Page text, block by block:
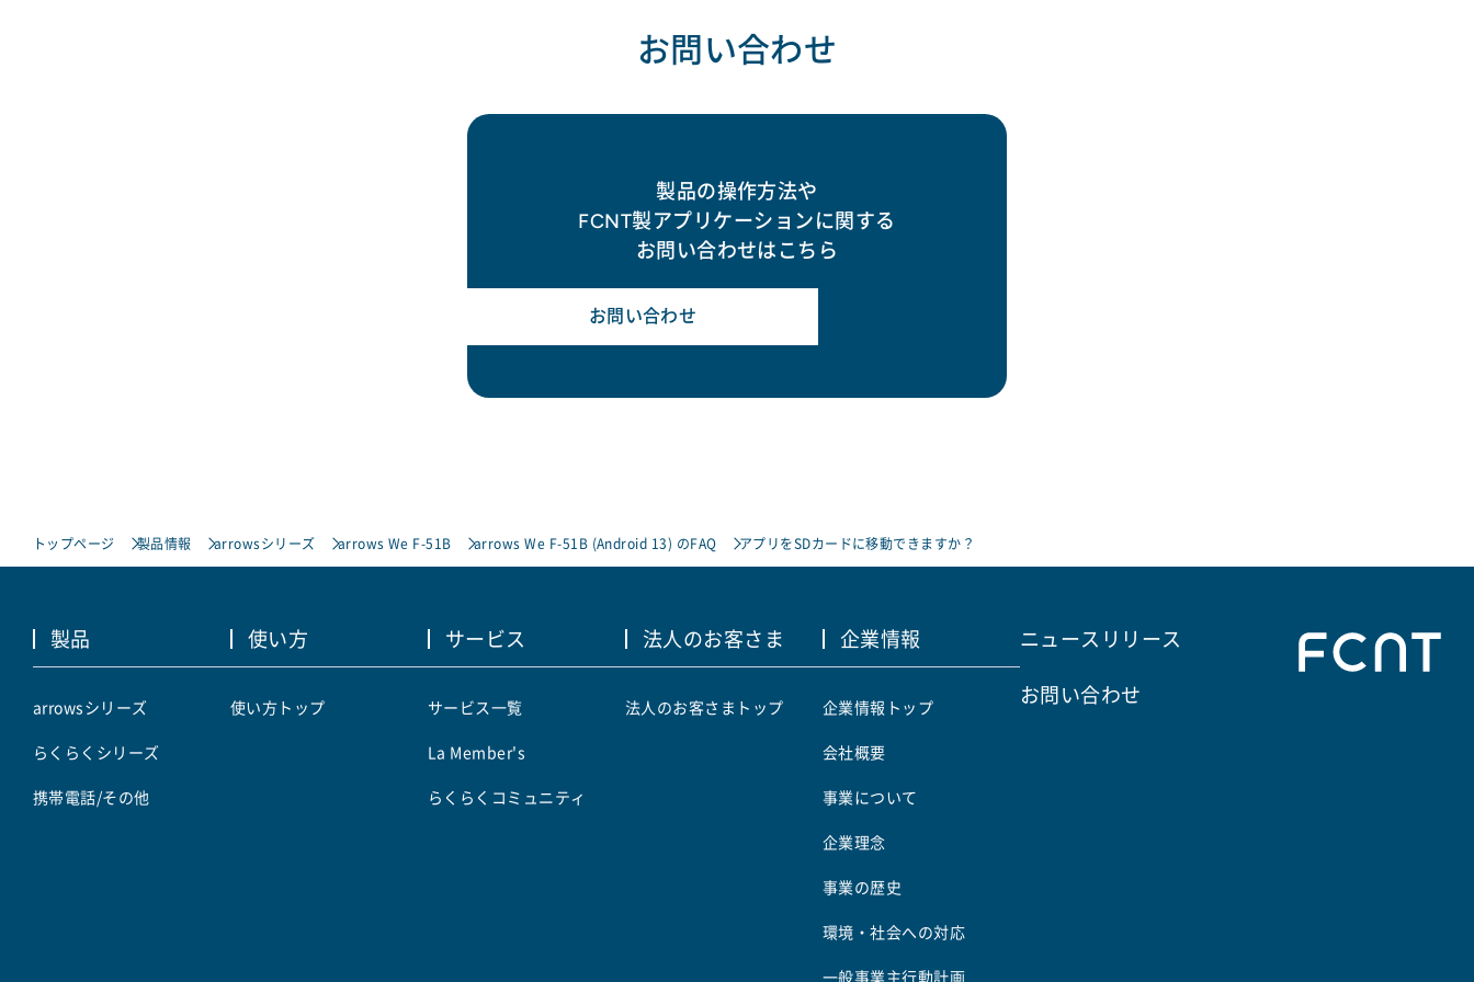
お問い合わせ
製品の操作方法や
FCNT製アプリケーションに関する
お問い合わせはこちら
お問い合わせ
トップページ 製品情報 arrowsシリーズ arrows We F-51B arrows We F-51B (Android 13) のFAQ アプリをSDカードに移動できますか？
製品
arrowsシリーズ
らくらくシリーズ
携帯電話/その他
使い方
使い方トップ
サービス
サービス一覧
La Member's
らくらくコミュニティ
法人のお客さま
法人のお客さまトップ
企業情報
企業情報トップ
会社概要
事業について
企業理念
事業の歴史
環境・社会への対応
一般事業主行動計画
ニュースリリース
お問い合わせ